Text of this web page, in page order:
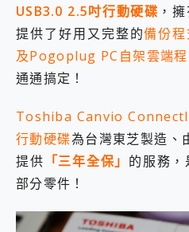
25種洗烘模式一機搞定! Roborock 衣莉莎白 H1 Neo分子篩洗脫烘 AI 滾筒洗衣機
給 MSI Claw 系列電競掌機 最完美的家 MSI Nest Docking Station 掌機專屬擴充底座 開箱 評測
B&O 精品級音響! Home+ 中嘉寬頻 SoundBox 劇院串流盒 開箱 評測
2億 APO蔡司長焦神機降臨~ vivo X200 Pro、vivo X200 就是這麼好拍
Locawhere AnyTo 寶可夢飛人 AnyTo 不出門也可以飛遍全世界
小體積 40000mAh 超大容量 一次充5個設備 充好充滿 CUKTECH 酷態科 300W 微型充電站 開箱 評測
磁碟系統大風吹 有了 磁碟管理程式 EaseUS Partition Master 就是這麼簡單
vivo TWS 3e 真無線藍牙耳機智慧降噪升級、音質明亮溫潤，並支援雙設備連接~
USB3.0 2.5吋行動硬碟 ，
提供了好用又完整的備份
及Pogoplug PC自架雲端
通通搞定！
Toshiba Canvio
行動硬碟為台灣東芝製造、
提供 「三年全保」 的服務
部分零件！